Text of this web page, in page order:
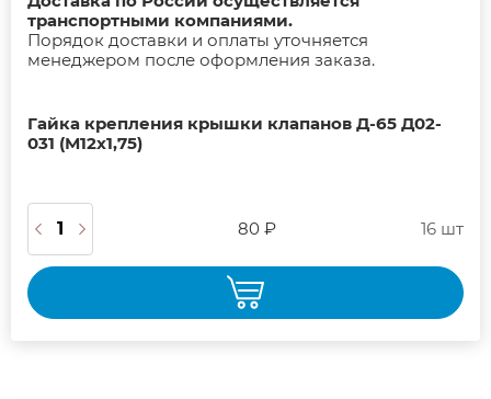
транспортными компаниями.
Порядок доставки и оплаты уточняется
менеджером после оформления заказа.
Гайка крепления крышки клапанов Д-65 Д02-
031 (М12х1,75)
80 ₽ 16 шт